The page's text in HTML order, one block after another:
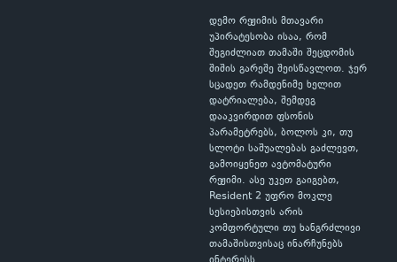
დემო რეჟიმის მთავარი
უპირატესობა ისაა, რომ
შეგიძლიათ თამაში შეცდომის
შიშის გარეშე შეისწავლოთ. ჯერ
სცადეთ რამდენიმე ხელით
დატრიალება, შემდეგ
დააკვირდით ფსონის
პარამეტრებს, ბოლოს კი, თუ
სლოტი საშუალებას გაძლევთ,
გამოიყენეთ ავტომატური
რეჟიმი. ასე უკეთ გაიგებთ,
Resident 2 უფრო მოკლე
სესიებისთვის არის
კომფორტული თუ ხანგრძლივი
თამაშისთვისაც ინარჩუნებს